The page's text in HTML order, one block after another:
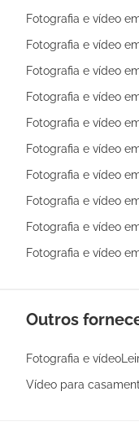
Fotografia e vídeo
Fotografia e vídeo
Fotografia e vídeo
Fotografia e vídeo
Fotografia e vídeo
Fotografia e vídeo
Fotografia e vídeo
Fotografia e vídeo
Fotografia e vídeo
Fotografia e vídeo
Outros
Fotografia e
Vídeo para